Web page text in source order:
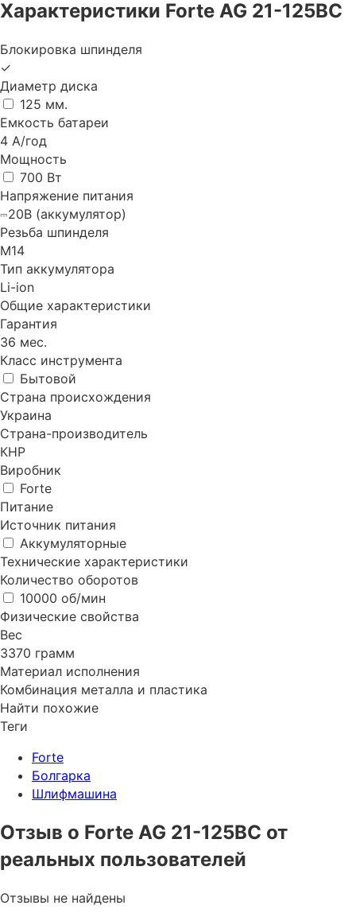
Характеристики Forte AG 21-125ВС
Блокировка шпинделя
✓
Диаметр диска
125 мм.
Емкость батареи
4 А/год
Мощность
700 Вт
Напряжение питания
⎓20В (аккумулятор)
Резьба шпинделя
М14
Тип аккумулятора
Li-ion
Общие характеристики
Гарантия
36 мес.
Класс инструмента
Бытовой
Страна происхождения
Украина
Страна-производитель
КНР
Виробник
Forte
Питание
Источник питания
Аккумуляторные
Технические характеристики
Количество оборотов
10000 об/мин
Физические свойства
Вес
3370 грамм
Материал исполнения
Комбинация металла и пластика
Найти похожие
Теги
Forte
Болгарка
Шлифмашина
Отзыв о Forte AG 21-125ВС от
реальных пользователей
Отзывы не найдены